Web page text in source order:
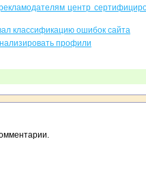
центр
классификацию ошибок сайта
профили